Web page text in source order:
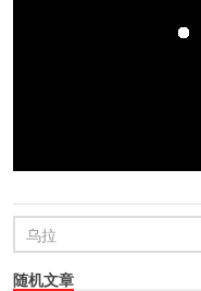
随机文章